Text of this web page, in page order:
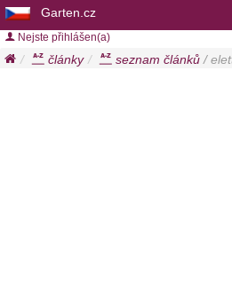
Garten.cz
Nejste přihlášen(a)
články seznam článků /